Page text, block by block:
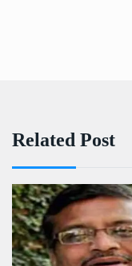
Related Post